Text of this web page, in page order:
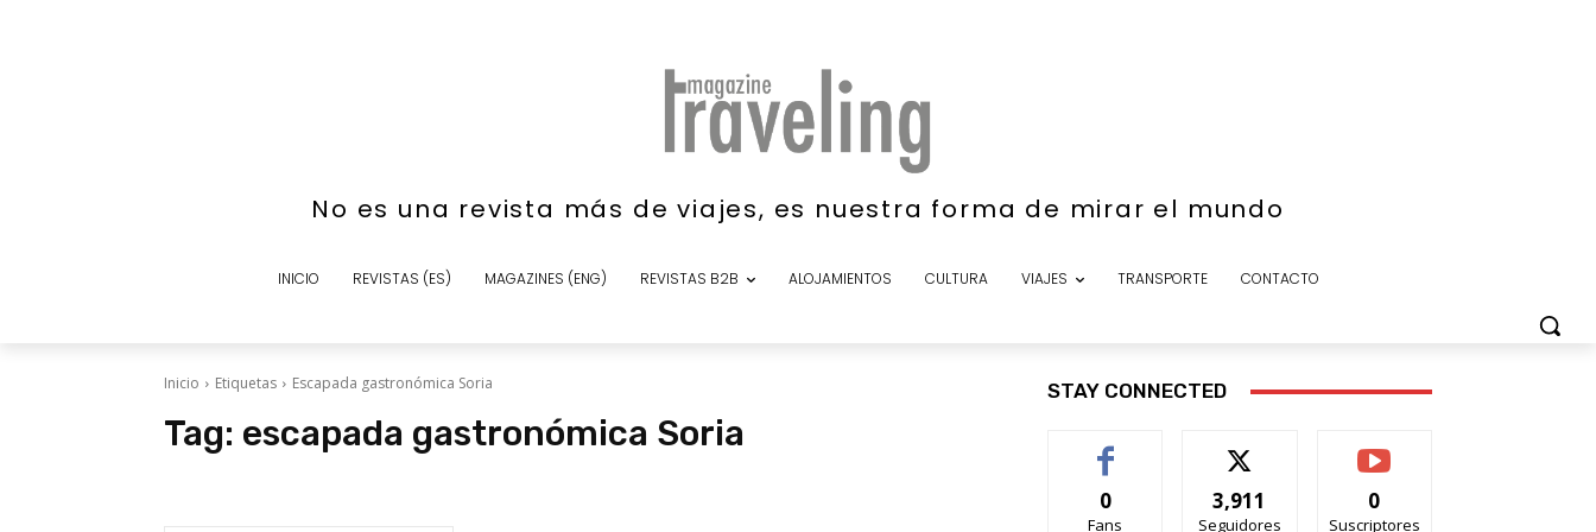
No es una revista más de viajes, es nuestra forma de mirar el mundo
INICIO REVISTAS (ES) MAGAZINES (ENG) REVISTAS B2B ALOJAMIENTOS CULTURA VIAJES TRANSPORTE CONTACTO
Inicio Etiquetas Escapada gastronómica Soria
Tag: escapada gastronómica Soria
STAY CONNECTED
0
Fans
3,911
Seguidores
0
Suscriptores